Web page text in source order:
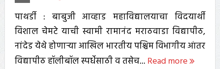
पाथर्डी : बाबुजी आव्हाड महाविद्यालयाचा विदयार्थी
विशाल चेमटे याची स्वामी रामानंद मराठवाडा विद्यापीठ,
नांदेड येथे होणाऱ्या आखिल भारतीय पश्चिम विभागीय आंतर
विद्यापीठ हॉलीबॉल स्पर्धेसाठी व तसेच... Read more